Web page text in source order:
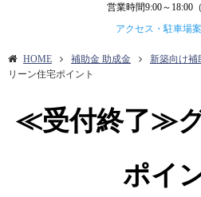
営業時間9:00～18:00
アクセス・駐車場
HOME 補助金 助成金 新築向け補
リーン住宅ポイント
≪受付終了≫
ポイ